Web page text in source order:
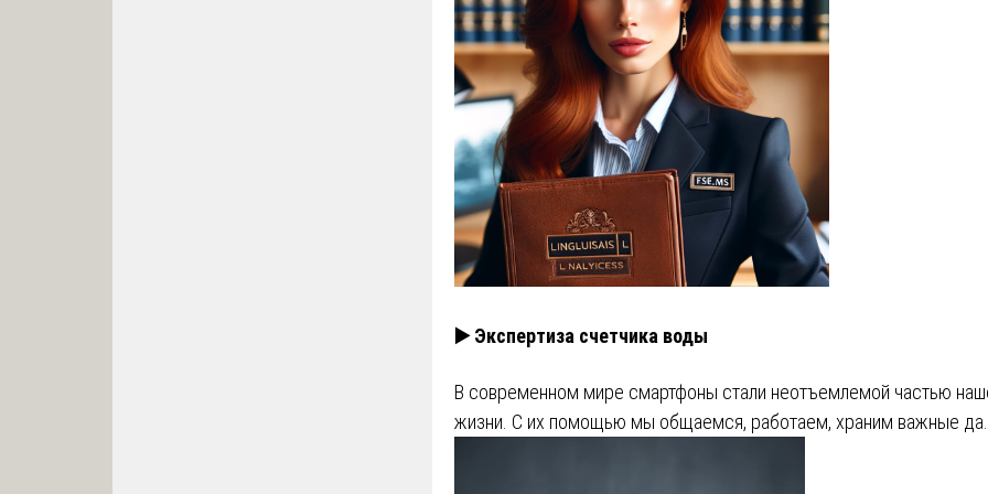
▶️ Экспертиза счетчика воды
В современном мире смартфоны стали неотъемлемой частью
жизни. С их помощью мы общаемся, работаем, храним важные